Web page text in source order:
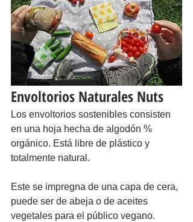
Envoltorios Naturales Nuts
Los envoltorios sostenibles consisten
en una hoja hecha de algodón %
orgánico. Está libre de plástico y
totalmente natural.
Este se impregna de una capa de cera,
puede ser de abeja o de aceites
vegetales para el público vegano.